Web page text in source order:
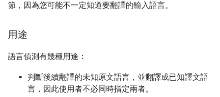
節，因為您可能不一定知道要翻譯的輸入語言。
用途
語言偵測有幾種用途：
判斷後續翻譯的未知原文語言，並翻譯成已知譯文語
言，因此使用者不必同時指定兩者。